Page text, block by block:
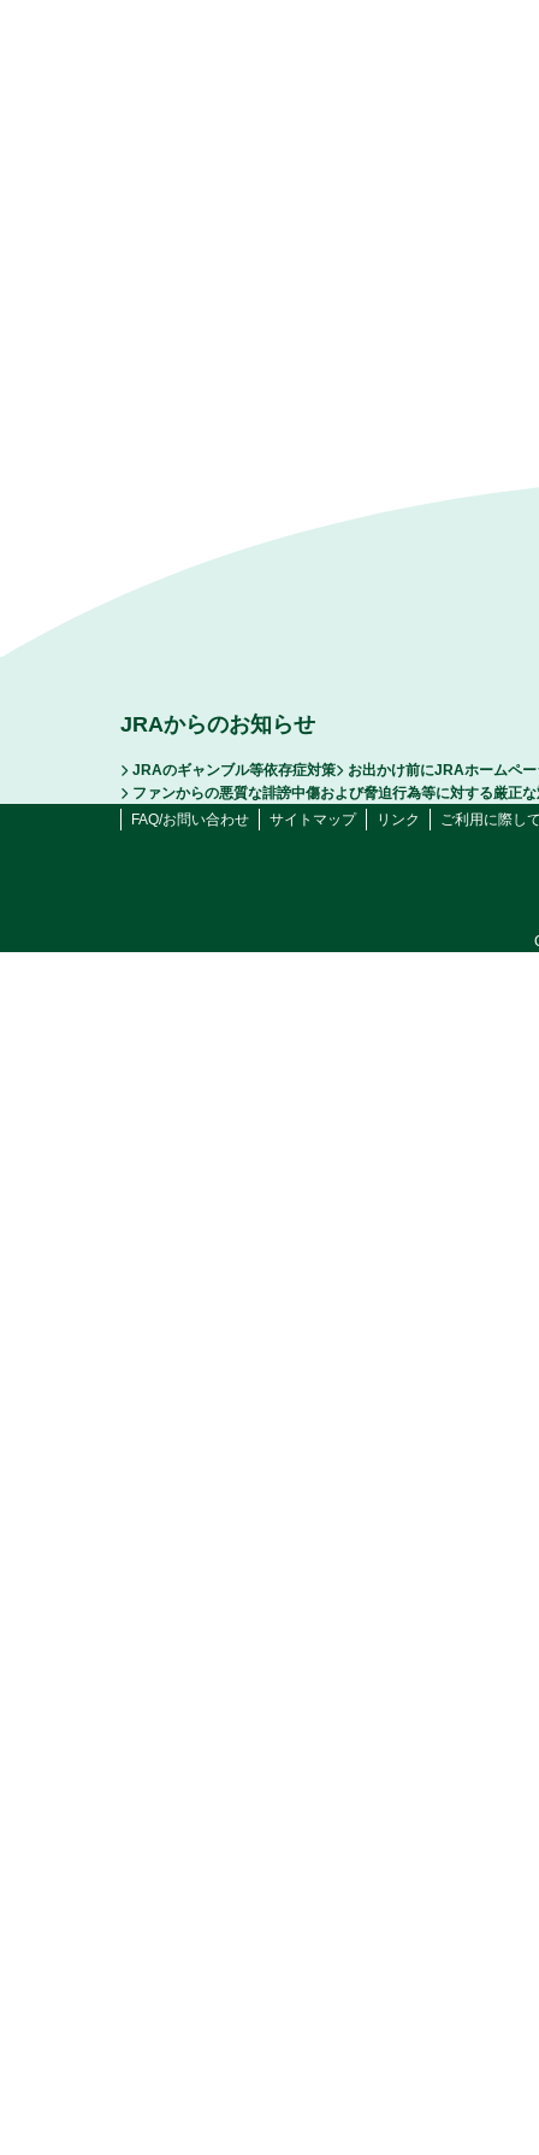
JRAからのお知らせ
JRAのギャンブル等依存症対策
お出かけ前にJRAホームペ
ファンからの悪質な誹謗中傷および脅迫行為等に対する厳正
FAQ/お問い合わせ
サイトマップ リンク ご利用に際し